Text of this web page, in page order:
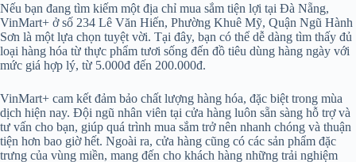
Nếu bạn đang tìm kiếm một địa chỉ mua sắm tiện lợi tại Đà Nẵng,
VinMart+ ở số 234 Lê Văn Hiến, Phường Khuê Mỹ, Quận Ngũ Hành
Sơn là một lựa chọn tuyệt vời. Tại đây, bạn có thể dễ dàng tìm thấy đủ
loại hàng hóa từ thực phẩm tươi sống đến đồ tiêu dùng hàng ngày với
mức giá hợp lý, từ 5.000đ đến 200.000đ.
VinMart+ cam kết đảm bảo chất lượng hàng hóa, đặc biệt trong mùa
dịch hiện nay. Đội ngũ nhân viên tại cửa hàng luôn sẵn sàng hỗ trợ và
tư vấn cho bạn, giúp quá trình mua sắm trở nên nhanh chóng và thuận
tiện hơn bao giờ hết. Ngoài ra, cửa hàng cũng có các sản phẩm đặc
trưng của vùng miền, mang đến cho khách hàng những trải nghiệm